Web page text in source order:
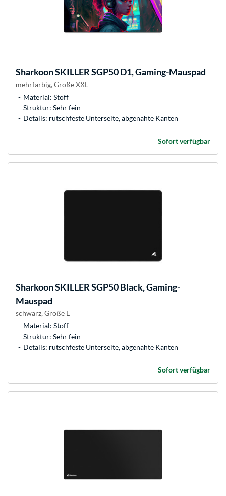
SharkoonSKILLER SGP50 D1, Gaming-Mauspad
mehrfarbig, Größe XXL
Material: Stoff
Struktur: Sehr fein
Details: rutschfeste Unterseite, abgenähte Kanten
Sofort verfügbar
SharkoonSKILLER SGP50 Black, Gaming-
Mauspad
schwarz, Größe L
Material: Stoff
Struktur: Sehr fein
Details: rutschfeste Unterseite, abgenähte Kanten
Sofort verfügbar